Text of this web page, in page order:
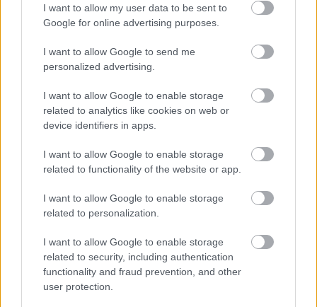
I want to allow my user data to be sent to
Google for online advertising purposes.
I want to allow Google to send me
personalized advertising.
I want to allow Google to enable storage
related to analytics like cookies on web or
device identifiers in apps.
I want to allow Google to enable storage
related to functionality of the website or app.
I want to allow Google to enable storage
related to personalization.
I want to allow Google to enable storage
related to security, including authentication
functionality and fraud prevention, and other
user protection.
Spróbuj rukoli, pomidorków koktajlowych i
grillowanego kurczaka w daniu z makaronem, aby
Aby wzmocnić prozdrowotne właściwości rukoli, łącz
papryka czy pomidory nie tylko świetnie smakują
razem, ale także pomagają organizmowi lepiej
wchłaniać żelazo. Ta sztuczka może sprawić, że
Przygotuj orzeźwiający napój, dodając rukolę do
owocami, wzbogacając Twój napój o składniki
odżywcze. Dodanie rukoli do diety jest łatwe i
przyjemne, pozwalając Ci odkrywać nowe smaki.